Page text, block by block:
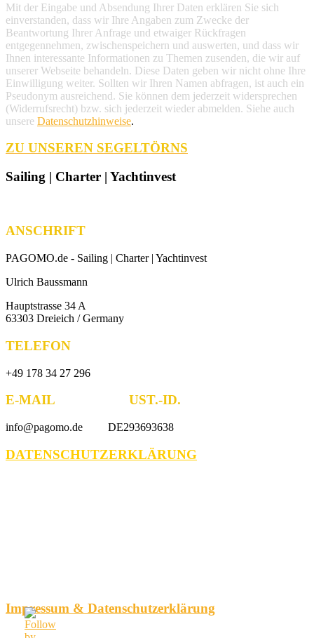
Mit der Eingabe und Absendung Ihrer Daten erklären Sie sich
einverstanden, dass wir Ihre Angaben zum Zwecke der
Beantwortung Ihrer Anfrage und etwaiger Rückfragen
entgegennehmen, zwischenspeichern und auswerten, und dass wir
Ihnen interessante Informationen zu Themen zusenden, die wir auf
unserer Webseite behandeln. Diese Daten geben wir nicht ohne Ihre
Einwilligung weiter. Sollten wir Ihren Namen abfragen, ist auch ein
Pseudonym ausreichend. Sie können dem jederzeit widersprechen
(Widerrufsrecht) bzw. sich jederzeit wieder abmelden. Siehe auch
unsere Datenschutzhinweise.
ZU UNSEREN SEGELTÖRNS
Sailing | Charter | Yachtinvest
ANSCHRIFT
PAGOMO.de - Sailing | Charter | Yachtinvest
Ulrich Baussmann
Hauptstrasse 34 A
63303 Dreieich / Germany
TELEFON
+49 178 34 27 296
E-MAIL UST.-ID.
info@pagomo.de DE293693638
DATENSCHUTZERKLÄRUNG
Impressum & Datenschutzerklärung